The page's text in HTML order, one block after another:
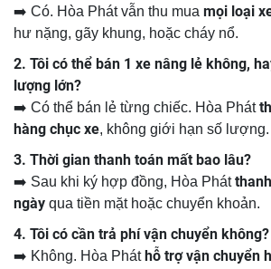
➡️ Có. Hòa Phát vẫn thu mua mọi loại
hư nặng, gãy khung, hoặc cháy nổ.
2. Tôi có thể bán 1 xe nâng lẻ không,
lượng lớn?
➡️ Có thể bán lẻ từng chiếc. Hòa Phát
hàng chục xe, không giới hạn số lượng.
3. Thời gian thanh toán mất bao lâu?
➡️ Sau khi ký hợp đồng, Hòa Phát
ngày qua tiền mặt hoặc chuyển khoản.
4. Tôi có cần trả phí vận chuyển không?
➡️ Không. Hòa Phát hỗ trợ vận chuyển